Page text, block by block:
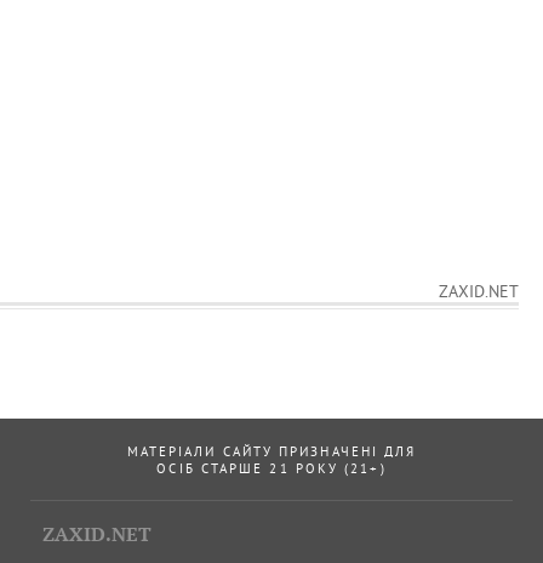
ZAXID.NET
МАТЕРІАЛИ САЙТУ ПРИЗНАЧЕНІ ДЛЯ
ОСІБ СТАРШЕ 21 РОКУ (21+)
ZAXID.NET